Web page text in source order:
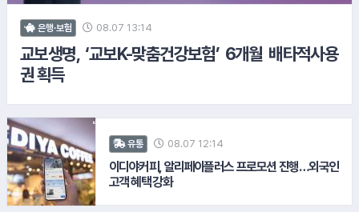
은행·보험 08.07 13:14
교보생명, ‘교보K-맞춤건강보험’ 6개월 배타적사용
권 획득
유통 08.07 12:14
이디야커피, 알리페이플러스 프로모션 진행…외국인
고객 혜택 강화
현대제철